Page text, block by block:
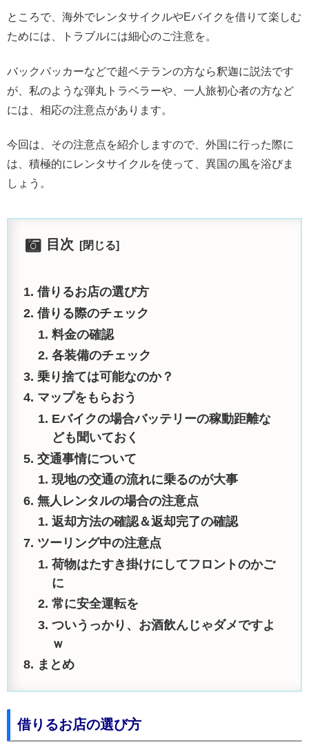
ところで、海外でレンタサイクルやEバイクを借りて楽しむ
ためには、トラブルには細心のご注意を。
バックパッカーなどで超ベテランの方なら釈迦に説法です
が、私のような弾丸トラベラーや、一人旅初心者の方など
には、相応の注意点があります。
今回は、その注意点を紹介しますので、外国に行った際に
は、積極的にレンタサイクルを使って、異国の風を浴びま
しょう。
目次
借りるお店の選び方
借りる際のチェック
料金の確認
各装備のチェック
乗り捨ては可能なのか？
マップをもらおう
Eバイクの場合バッテリーの稼動距離な
ども聞いておく
交通事情について
現地の交通の流れに乗るのが大事
無人レンタルの場合の注意点
返却方法の確認＆返却完了の確認
ツーリング中の注意点
荷物はたすき掛けにしてフロントのかご
に
常に安全運転を
ついうっかり、お酒飲んじゃダメですよ
ｗ
まとめ
借りるお店の選び方